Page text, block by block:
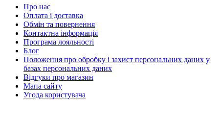
Про нас
Оплата і доставка
Обмін та повернення
Контактна інформація
Програма лояльності
Блог
Положення про обробку і захист персональних даних у
базах персональних даних
Відгуки про магазин
Мапа сайту
Угода користувача